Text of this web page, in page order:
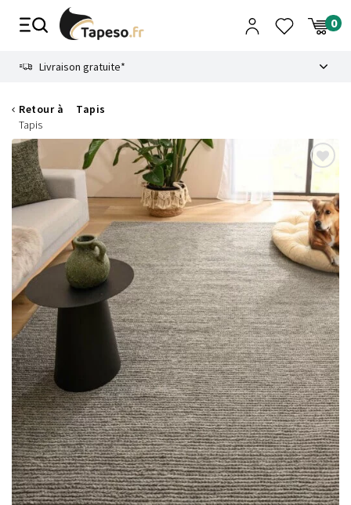
Livraison gratuite*
Retour à
Tapis
Tapis